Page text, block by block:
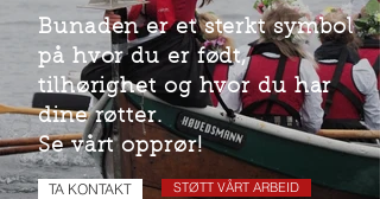
Bunaden er et sterkt symbol
på hvor du er født,
tilhørighet og hvor du har
dine røtter.
Se vårt opprør!
TA KONTAKT STØTT VÅRT ARBEID